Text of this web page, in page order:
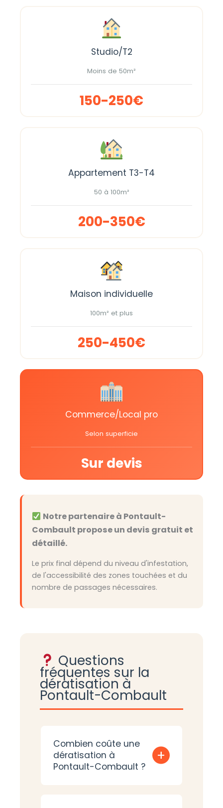
Studio/T2
Moins de 50m²
150-250€
Appartement T3-T4
50 à 100m²
200-350€
Maison individuelle
100m² et plus
250-450€
Commerce/Local pro
Selon superficie
Sur devis
Notre partenaire à Pontault-
Combault propose un devis gratuit et
détaillé.
Le prix final dépend du niveau d'infestation,
de l'accessibilité des zones touchées et du
nombre de passages nécessaires.
Questions
fréquentes sur la
dératisation à
Pontault-Combault
Combien coûte une
dératisation à
Pontault-Combault ?
+